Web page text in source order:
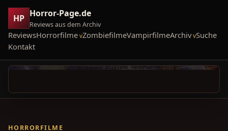
HP Horror-Page.de
Reviews aus dem Archiv
ReviewsHorrorfilme ZombiefilmeVampirfilmeArchiv Suche
Kontakt
HORRORFILME